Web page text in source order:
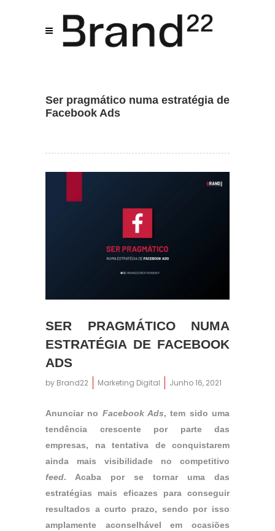
Ser pragmático numa estratégia de
Facebook Ads
SER PRAGMÁTICO NUMA
ESTRATÉGIA DE FACEBOOK
ADS
by Brand22 Marketing Digital Junho 16, 2021
Anunciar no Facebook Ads, tem sido uma
tendência crescente por parte das
empresas, na tentativa de conquistarem
ainda mais visibilidade no competitivo
feed. Acaba por se tornar uma das
estratégias mais eficazes para conseguir
resultados a curto prazo, sendo por isso
amplamente aconselhável em ocasiões
Assistente IA · Brand22